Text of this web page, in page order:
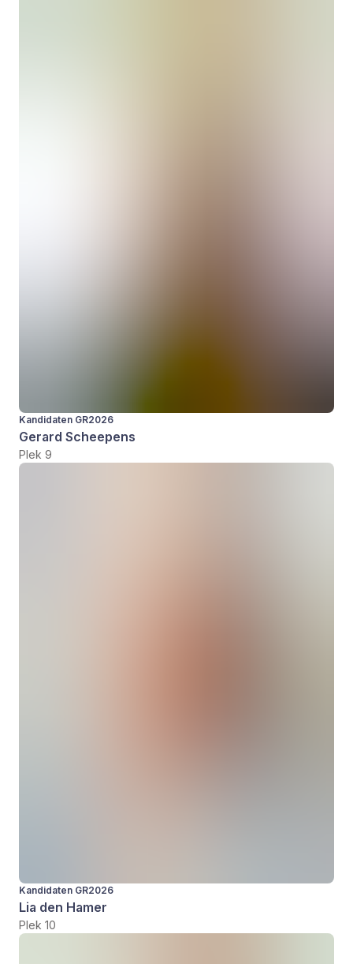
Kandidaten GR2026
Gerard Scheepens
Plek 9
Kandidaten GR2026
Lia den Hamer
Plek 10